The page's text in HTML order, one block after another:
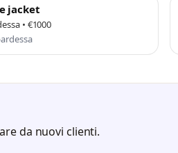
jacket
• €1000
da nuovi clienti.